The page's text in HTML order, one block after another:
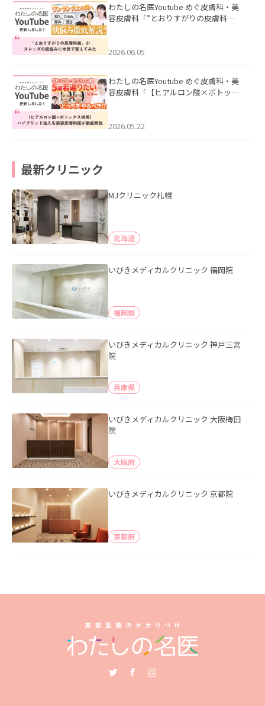
わたしの名医Youtube めぐ皮膚科・美
容皮膚科「”とおりすがりの皮膚科
2026.06.05
わたしの名医Youtube めぐ皮膚科・美
容皮膚科「【ヒアルロン酸×ボトック
た。
2026.05.22
最新クリニック
MJクリニック札幌
北海道
いびきメディカルクリニック 福岡院
福岡県
いびきメディカルクリニック 神戸三宮
院
兵庫県
いびきメディカルクリニック 大阪梅田
院
大阪府
いびきメディカルクリニック 京都院
京都府